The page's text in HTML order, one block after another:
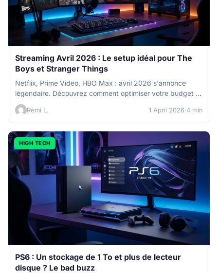
Streaming Avril 2026 : Le setup idéal pour The
Boys et Stranger Things
Netflix, Prime Video, HBO Max : avril 2026 s'annonce
légendaire. Découvrez comment optimiser votre budget et
votre setup pour The…
Rémi L. 1 April 2026·4 min
HIGH TECH
PS6 : Un stockage de 1 To et plus de lecteur
disque ? Le bad buzz